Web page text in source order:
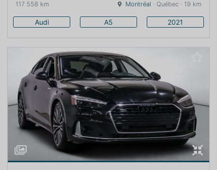
117 558 km Montréal · Québec · 19 km
Audi A5 2021